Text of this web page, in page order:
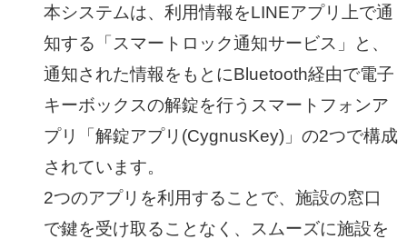
本システムは、利用情報をLINEアプリ上で通
知する「スマートロック通知サービス」と、
通知された情報をもとにBluetooth経由で電子
キーボックスの解錠を行うスマートフォンア
プリ「解錠アプリ(CygnusKey)」の2つで構成
されています。
2つのアプリを利用することで、施設の窓口
で鍵を受け取ることなく、スムーズに施設を